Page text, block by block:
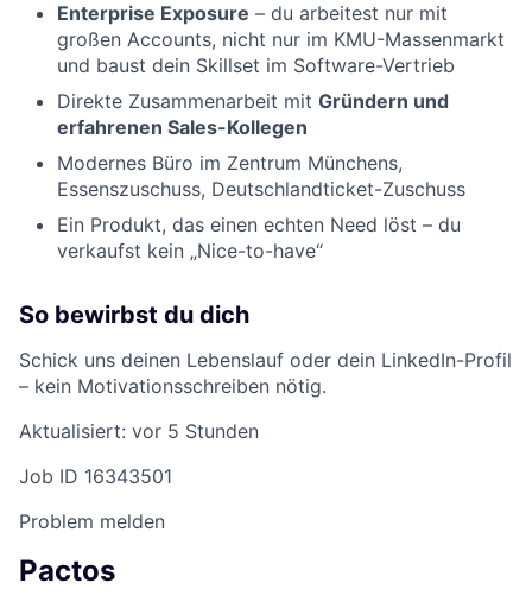
Enterprise Exposure – du arbeitest nur mit
großen Accounts, nicht nur im KMU-Massenmarkt
und baust dein Skillset im Software-Vertrieb
Direkte Zusammenarbeit mit Gründern und
erfahrenen Sales-Kollegen
Modernes Büro im Zentrum Münchens,
Essenszuschuss, Deutschlandticket-Zuschuss
Ein Produkt, das einen echten Need löst – du
verkaufst kein „Nice-to-have“
So bewirbst du dich
Schick uns deinen Lebenslauf oder dein LinkedIn-Profil
– kein Motivationsschreiben nötig.
Aktualisiert: vor 5 Stunden
Job ID 16343501
Problem melden
Pactos